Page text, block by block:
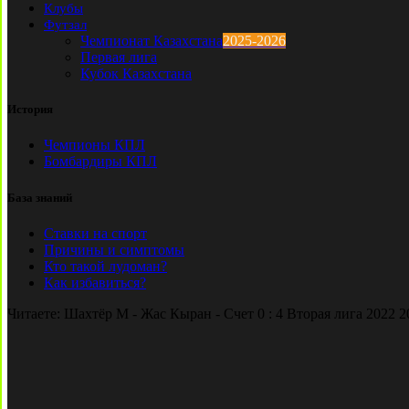
Клубы
Футзал
Чемпионат Казахстана2025-2026
Первая лига
Кубок Казахстана
История
Чемпионы КПЛ
Бомбардиры КПЛ
База знаний
Ставки на спорт
Причины и симптомы
Кто такой лудоман?
Как избавиться?
Читаете: Шахтёр М - Жас Кыран - Счет 0 : 4 Вторая лига 2022